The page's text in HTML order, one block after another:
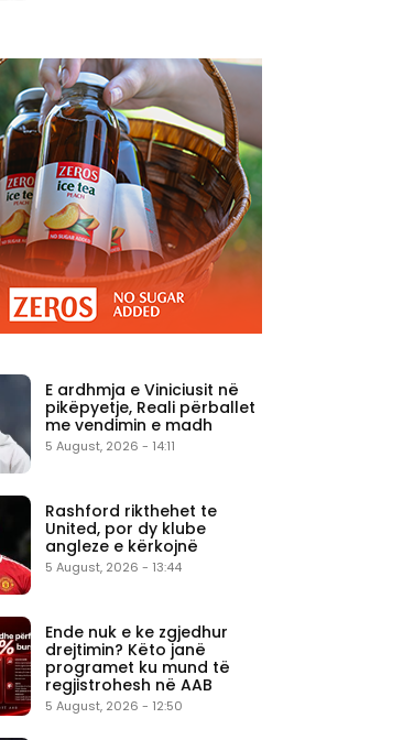
E ardhmja e Viniciusit në
pikëpyetje, Reali përballet
me vendimin e madh
5 August, 2026 - 14:11
Rashford rikthehet te
United, por dy klube
angleze e kërkojnë
5 August, 2026 - 13:44
Ende nuk e ke zgjedhur
drejtimin? Këto janë
programet ku mund të
regjistrohesh në AAB
5 August, 2026 - 12:50